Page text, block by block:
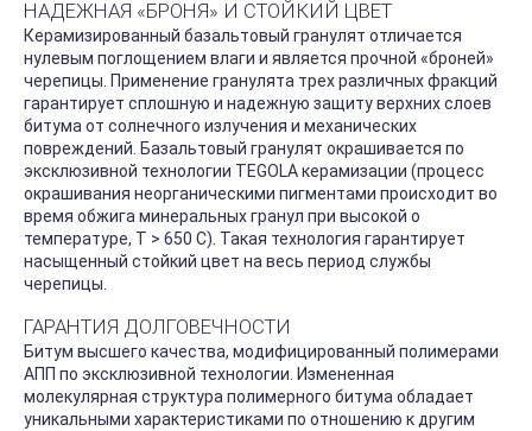
НАДЕЖНАЯ «БРОНЯ» И СТОЙКИЙ ЦВЕТ
Керамизированный базальтовый гранулят отличается
нулевым поглощением влаги и является прочной «броней»
черепицы. Применение гранулята трех различных фракций
гарантирует сплошную и надежную защиту верхних слоев
битума от солнечного излучения и механических
повреждений. Базальтовый гранулят окрашивается по
эксклюзивной технологии TEGOLA керамизации (процесс
окрашивания неорганическими пигментами происходит во
время обжига минеральных гранул при высокой о
температуре, Т > 650 C). Такая технология гарантирует
насыщенный стойкий цвет на весь период службы
черепицы.
ГАРАНТИЯ ДОЛГОВЕЧНОСТИ
Битум высшего качества, модифицированный полимерами
АПП по эксклюзивной технологии. Измененная
молекулярная структура полимерного битума обладает
уникальными характеристиками по отношению к другим